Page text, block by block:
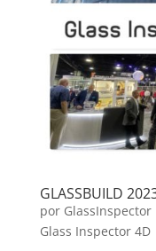
GLASSBUILD
por GlassInspector
Glass Inspector 4D